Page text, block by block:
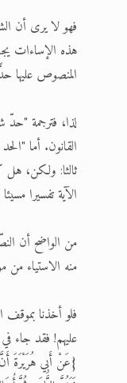
فهو لا يرى أن
هذه الإساءات
المنصوص عليها
لذا، فترجمة "حدّ
القانون. أما
ثالثا: ولكن،
الآية تفسيرا
من الواضح أن
منه الاستياء من
فلو أخذنا بموقف
عليهم! فقد جاء
{عَنْ أَبِي هُرَيْرَةَ